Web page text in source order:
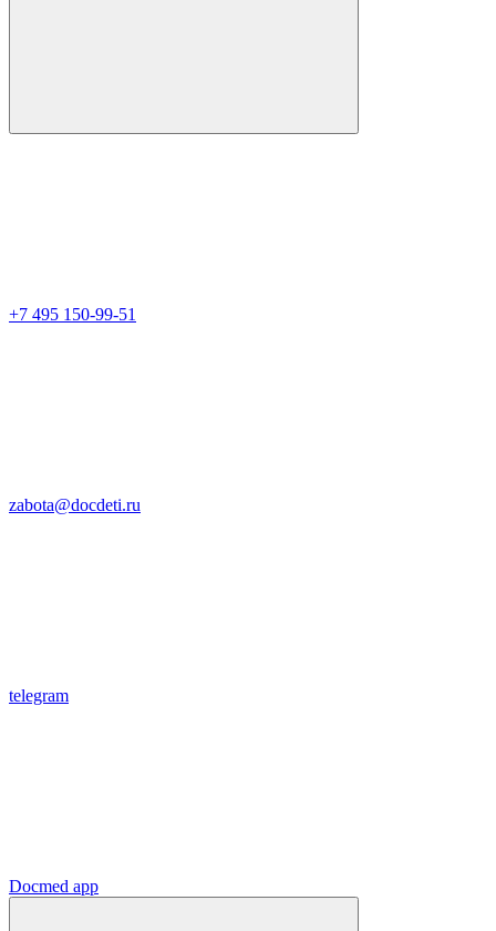
+7 495 150-99-51
zabota@docdeti.ru
telegram
Docmed app